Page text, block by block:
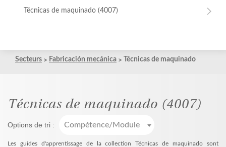
Técnicas de maquinado (4007)
Técnicas de maquinado (4007)
Secteurs Fabricación mecánica Técnicas de maquinado
Técnicas de maquinado (4007)
Options de tri : Compétence/Module
Les guides d'apprentissage de la collection Técnicas de maquinado sont